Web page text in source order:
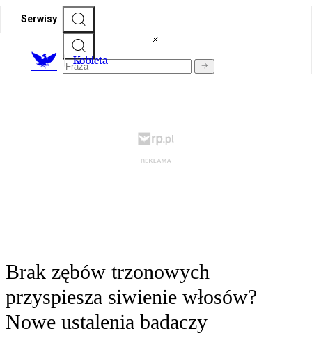
Serwisy
Kobieta
Brak zębów trzonowych
przyspiesza siwienie włosów?
Nowe ustalenia badaczy